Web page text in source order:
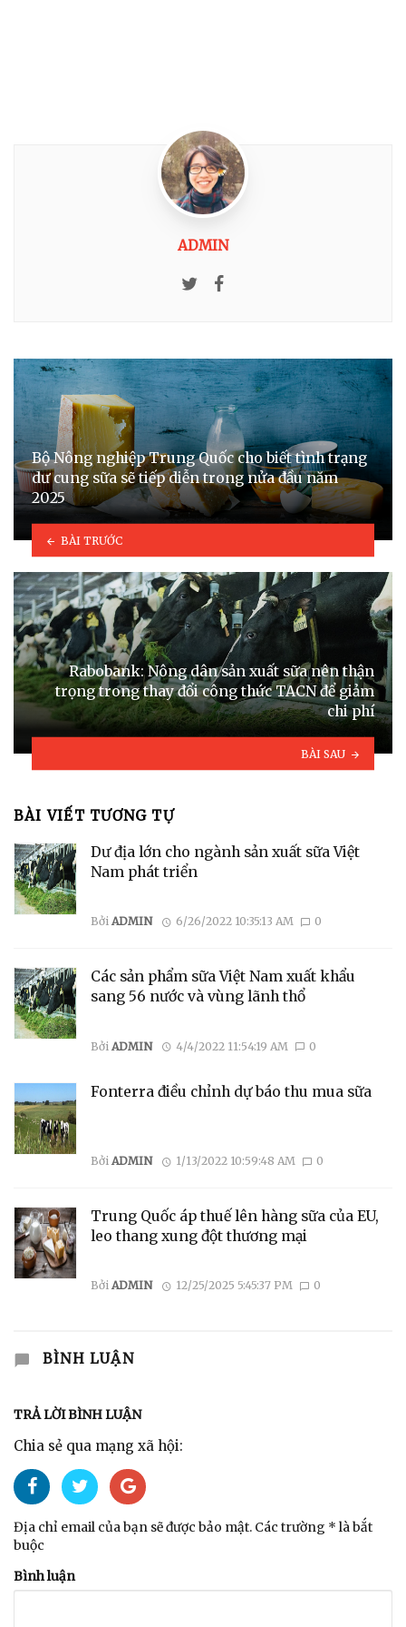
ADMIN
Twitter
Bộ Nông nghiệp Trung Quốc cho biết tình trạng
dư cung sữa sẽ tiếp diễn trong nửa đầu năm
2025
BÀI TRƯỚC
Rabobank: Nông dân sản xuất sữa nên thận
trọng trong thay đổi công thức TACN để giảm
chi phí
BÀI SAU
BÀI VIẾT TƯƠNG TỰ
Dư địa lớn cho ngành sản xuất sữa Việt
Nam phát triển
Bởi ADMIN 6/26/2022 10:35:13 AM 0
Các sản phẩm sữa Việt Nam xuất khẩu
sang 56 nước và vùng lãnh thổ
Bởi ADMIN 4/4/2022 11:54:19 AM 0
Fonterra điều chỉnh dự báo thu mua sữa
Bởi ADMIN 1/13/2022 10:59:48 AM 0
Trung Quốc áp thuế lên hàng sữa của EU,
leo thang xung đột thương mại
Bởi ADMIN 12/25/2025 5:45:37 PM 0
BÌNH LUẬN
TRẢ LỜI BÌNH LUẬN
Chia sẻ qua mạng xã hội:
Địa chỉ email của bạn sẽ được bảo mật. Các trường * là bắt
buộc
Bình luận